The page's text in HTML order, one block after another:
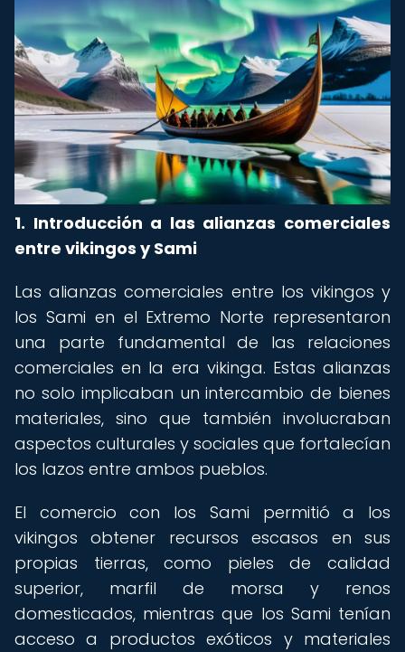
1. Introducción a las alianzas comerciales
entre vikingos y Sami
Las alianzas comerciales entre los vikingos y
los Sami en el Extremo Norte representaron
una parte fundamental de las relaciones
comerciales en la era vikinga. Estas alianzas
no solo implicaban un intercambio de bienes
materiales, sino que también involucraban
aspectos culturales y sociales que fortalecían
los lazos entre ambos pueblos.
El comercio con los Sami permitió a los
vikingos obtener recursos escasos en sus
propias tierras, como pieles de calidad
superior, marfil de morsa y renos
domesticados, mientras que los Sami tenían
acceso a productos exóticos y materiales